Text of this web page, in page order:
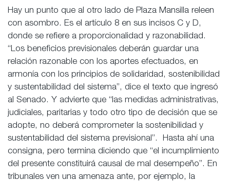
Hay un punto que al otro lado de Plaza Mansilla releen
con asombro. Es el artículo 8 en sus incisos C y D,
donde se refiere a proporcionalidad y razonabilidad.
“Los beneficios previsionales deberán guardar una
relación razonable con los aportes efectuados, en
armonía con los principios de solidaridad, sostenibilidad
y sustentabilidad del sistema”, dice el texto que ingresó
al Senado. Y advierte que “las medidas administrativas,
judiciales, paritarias y todo otro tipo de decisión que se
adopte, no deberá comprometer la sostenibilidad y
sustentabilidad del sistema previsional”. Hasta ahí una
consigna, pero termina diciendo que “el incumplimiento
del presente constituirá causal de mal desempeño”. En
tribunales ven una amenaza ante, por ejemplo, la